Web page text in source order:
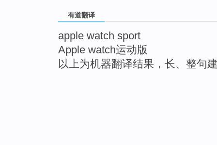
有道翻译
apple watch sport
Apple watch运动版
以上为机器翻译结果，长、整句